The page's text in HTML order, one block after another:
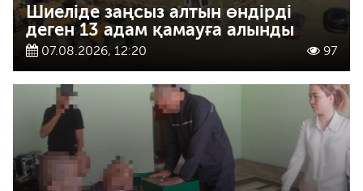
Шиеліде заңсыз алтын өндірді
деген 13 адам қамауға алынды
07.08.2026, 12:20 97